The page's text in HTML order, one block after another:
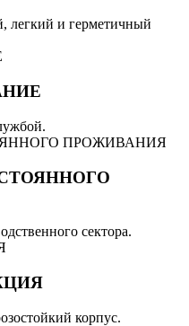
легкий и герметичный
сектора.
корпус.